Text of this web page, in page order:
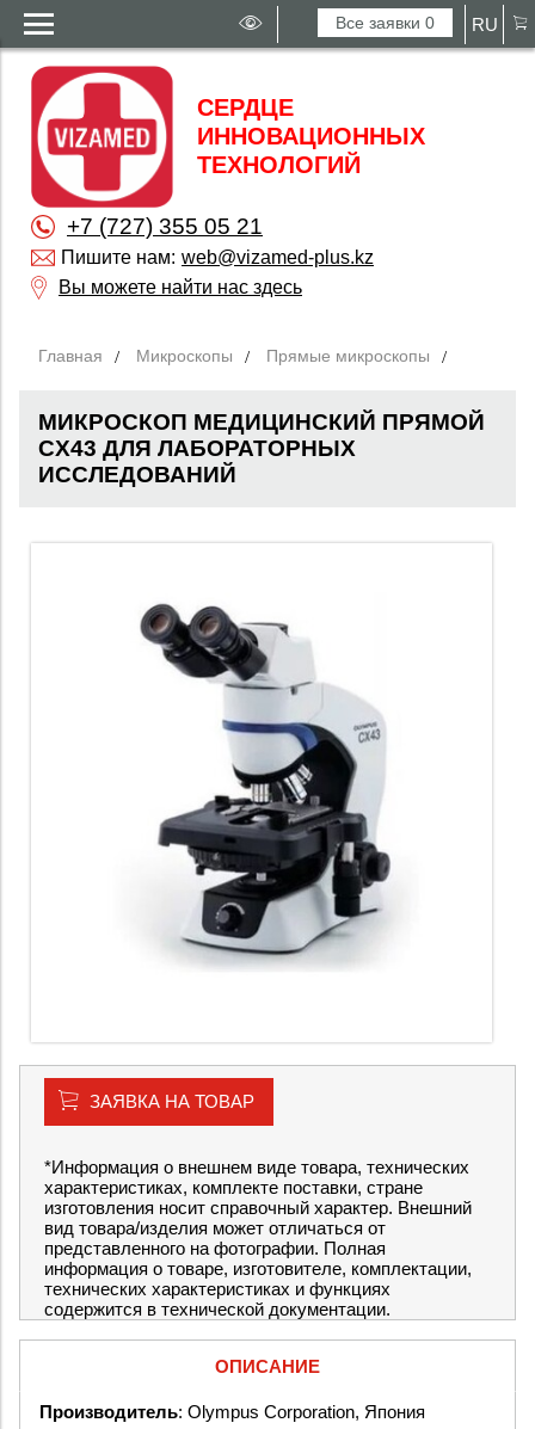
Все заявки0 RU
СЕРДЦЕ
ИННОВАЦИОННЫХ
ТЕХНОЛОГИЙ
+7 (727) 355 05 21
Пишите нам: web@vizamed-plus.kz
Вы можете найти нас здесь
Главная Микроскопы Прямые микроскопы
МИКРОСКОП МЕДИЦИНСКИЙ ПРЯМОЙ
CX43 ДЛЯ ЛАБОРАТОРНЫХ
ИССЛЕДОВАНИЙ
ЗАЯВКА НА ТОВАР
*Информация о внешнем виде товара, технических
характеристиках, комплекте поставки, стране
изготовления носит справочный характер. Внешний
вид товара/изделия может отличаться от
представленного на фотографии. Полная
информация о товаре, изготовителе, комплектации,
технических характеристиках и функциях
содержится в технической документации.
ОПИСАНИЕ
Производитель: Olympus Corporation, Япония